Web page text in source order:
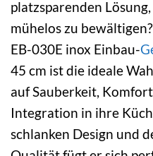
platzsparenden
mühelos zu
EB-030E inox Einbau-
45 cm ist die ideale
auf Sauberkeit,
Integration in ihre
schlanken Design und